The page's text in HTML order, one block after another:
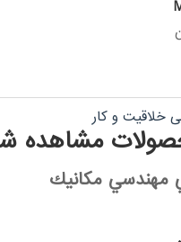
خلاقیت و کار
مشاهده
مهندسي مكانيك